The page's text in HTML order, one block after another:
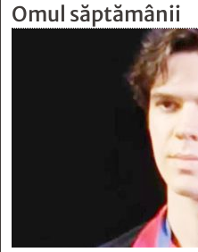
Omul săptămânii